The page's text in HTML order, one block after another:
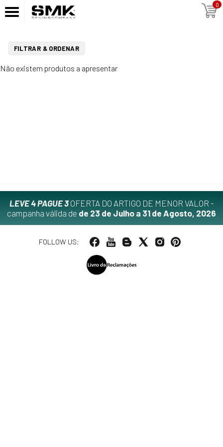
0
FILTRAR & ORDENAR
Não existem produtos a apresentar
LEVE 4 PAGUE 3OFERTA DO ARTIGO DE MENOR VALOR -
campanha válida de de 23 de Julho a 31 de Agosto, 2026
FOLLOW US: